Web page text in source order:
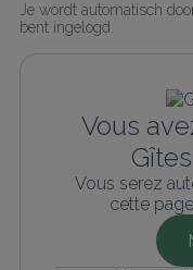
Je wordt automatisch
bent ingelogd.
Vous
Vous serez
cette